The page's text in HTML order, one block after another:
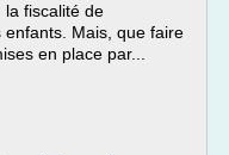
la fiscalité de
Mais, que faire
en place par...